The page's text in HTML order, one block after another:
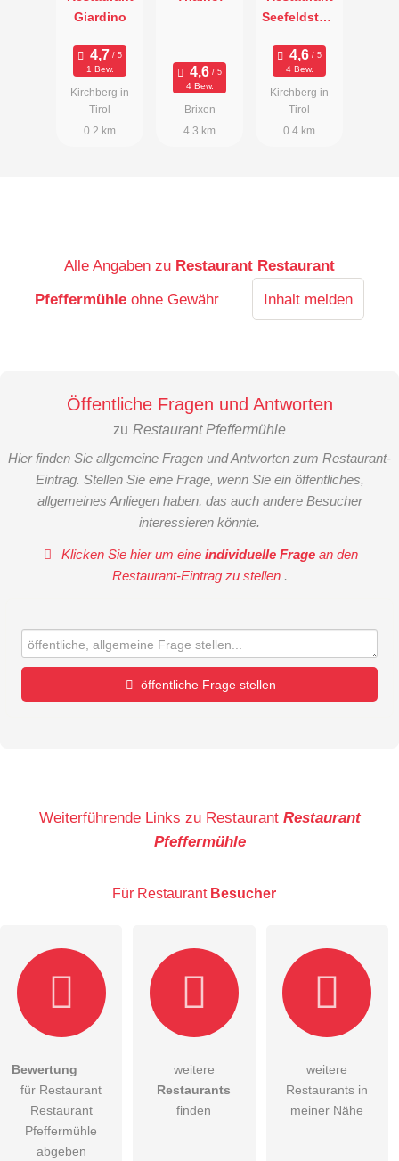
Giardino
1 Bew.
Kirchberg in
Tirol
0.2 km
4 Bew.
Brixen
4.3 km
Seefeldstub'
4 Bew.
Kirchberg in
Tirol
0.4 km
Alle Angaben zu Restaurant Restaurant
Pfeffermühle ohne Gewähr Inhalt melden
Öffentliche Fragen und Antworten
zu Restaurant Pfeffermühle
Hier finden Sie allgemeine Fragen und Antworten zum Restaurant-
Eintrag. Stellen Sie eine Frage, wenn Sie ein öffentliches,
allgemeines Anliegen haben, das auch andere Besucher
interessieren könnte.
Klicken Sie hier um eineindividuelle Frage an den
Restaurant-Eintrag zu stellen .
öffentliche Frage stellen
Die Datenschutzerklärunghabe ich zur Kenntnis genommen.
öffentliche Frage stellen
Weiterführende Links zu Restaurant Restaurant
Pfeffermühle
Für Restaurant Besucher
Bewertung
für Restaurant
Restaurant
Pfeffermühle
abgeben
weitere
Restaurants
finden
weitere
Restaurants in
meiner Nähe